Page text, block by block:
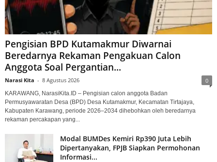
Pengisian BPD Kutamakmur Diwarnai
Beredarnya Rekaman Pengakuan Calon
Anggota Soal Pergantian...
Narasi Kita - 8 Agustus 2026 0
KARAWANG, NarasiKita.ID – Pengisian calon anggota Badan
Permusyawaratan Desa (BPD) Desa Kutamakmur, Kecamatan Tirtajaya,
Kabupaten Karawang, periode 2026–2034 dihebohkan oleh beredarnya
rekaman percakapan yang...
Modal BUMDes Kemiri Rp390 Juta Lebih
Dipertanyakan, FPJB Siapkan Permohonan
Informasi...